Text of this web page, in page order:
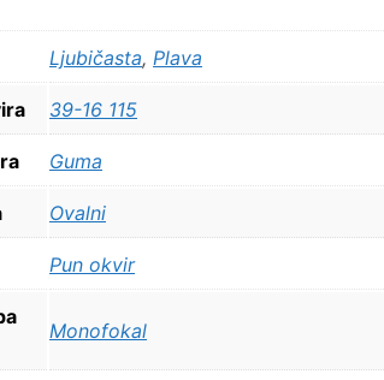
Ljubičasta, Plava
39-16 115
Guma
Ovalni
Pun okvir
Monofokal